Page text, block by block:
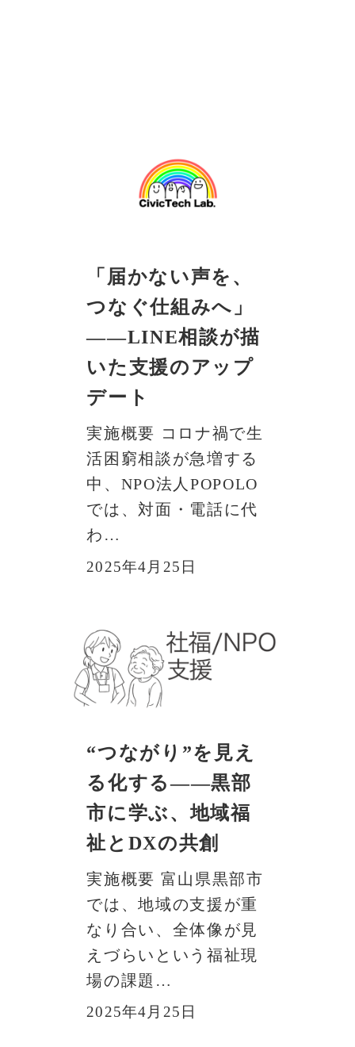
「届かない声を、
つなぐ仕組みへ」
——LINE相談が描
いた支援のアップ
デート
実施概要 コロナ禍で生
活困窮相談が急増する
中、NPO法人POPOLO
では、対面・電話に代
わ…
2025年4月25日
“つながり”を見え
る化する――黒部
市に学ぶ、地域福
祉とDXの共創
実施概要 富山県黒部市
では、地域の支援が重
なり合い、全体像が見
えづらいという福祉現
場の課題…
2025年4月25日